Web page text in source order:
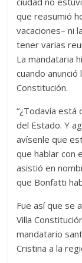
que reasumió
vacaciones– ni
tener varias
La mandataria
cuando anunció
Constitución.
“¿Todavía está
del Estado. Y
avísenle que
que hablar con
asistió en
que Bonfatti
Fue así que se
Villa
mandatario
Cristina a la